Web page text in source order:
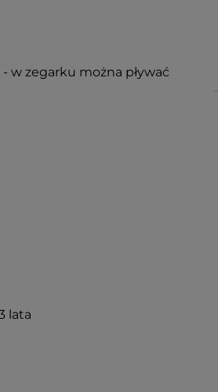
w zegarku można pływać
lata